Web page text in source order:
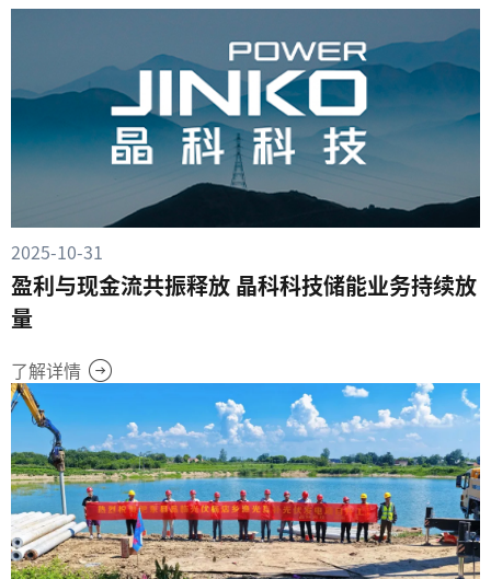
2025-10-31
盈利与现金流共振释放 晶科科技储能业务持续放
量
了解详情